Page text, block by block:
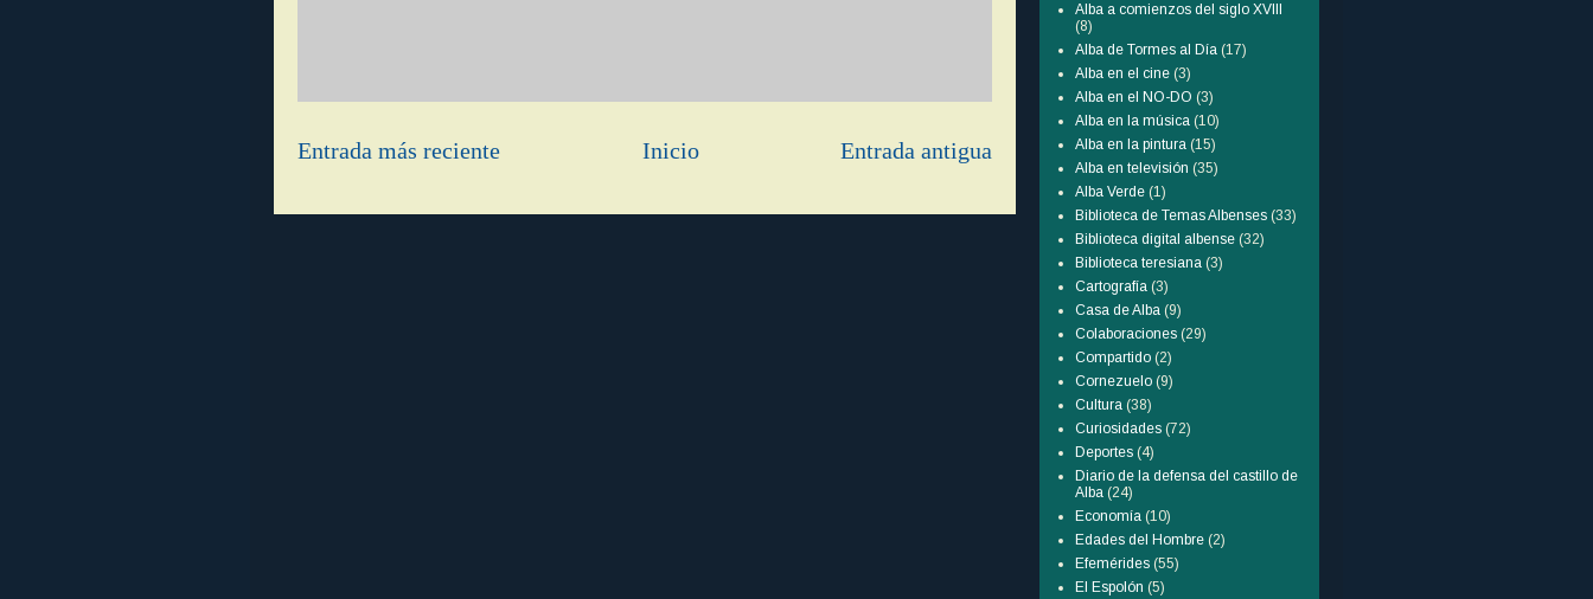
Entrada más reciente Entrada antigua
Inicio
Alba a comienzos del siglo XVIII
(8)
Alba de Tormes al Día (17)
Alba en el cine (3)
Alba en el NO-DO (3)
Alba en la música (10)
Alba en la pintura (15)
Alba en televisión (35)
Alba Verde (1)
Biblioteca de Temas Albenses (33)
Biblioteca digital albense (32)
Biblioteca teresiana (3)
Cartografía (3)
Casa de Alba (9)
Colaboraciones (29)
Compartido (2)
Cornezuelo (9)
Cultura (38)
Curiosidades (72)
Deportes (4)
Diario de la defensa del castillo de
Alba (24)
Economía (10)
Edades del Hombre (2)
Efemérides (55)
El Espolón (5)